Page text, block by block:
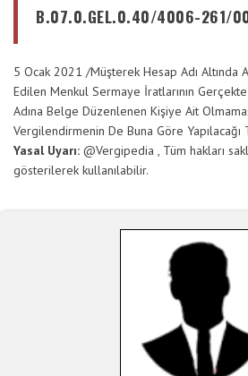
B.07.0.GEL.0.40/4006-261/
5 Ocak 2021 /Müşterek Hesap Adı Altında
Edilen Menkul Sermaye İratlarının
Adına Belge Düzenlenen Kişiye Ait
Vergilendirmenin De Buna Göre Yapılacağı
Yasal Uyarı: @Vergipedia , Tüm hakları
gösterilerek kullanılabilir.